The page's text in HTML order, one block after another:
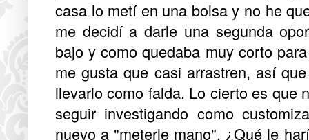
casa lo metí en una bolsa y no he
me decidí a darle una segunda
bajo y como quedaba muy corto
me gusta que casi arrastren, así
llevarlo como falda. Lo cierto es que
seguir investigando como
nuevo a "meterle mano". ¿Qué le